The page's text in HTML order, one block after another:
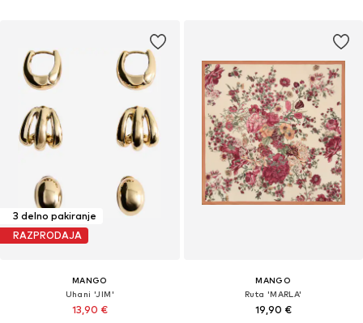
3 delno pakiranje
RAZPRODAJA
MANGO
Uhani 'JIM'
13,90 €
MANGO
Ruta 'MARLA'
19,90 €